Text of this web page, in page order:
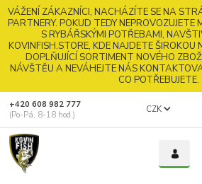
VÁŽENÍ ZÁKAZNÍCI, NACHÁZÍTE SE NA
PARTNERY. POKUD TEDY NEPROVOZUJETE
S RYBÁŘSKÝMI POTŘEBAMI,
KOVINFISH.STORE, KDE NAJDETE ŠIROKOU
DOPLŇUJÍCÍ SORTIMENT NOVÉHO
NÁVŠTĚU A NEVÁHEJTE NÁS
CO POTŘEBUJETE.
CZK
+420 608 982 777
(Po-Pá, 8-18 hod.)